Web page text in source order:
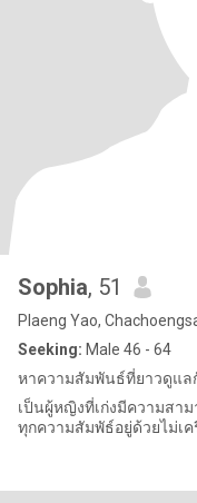
Sophia, 51
Plaeng Yao,
Seeking: Male 46 - 64
หาความสัมพันธ์ที่ยาวดูแ
เป็นผู้หญิงที่เก่งมีความสา
ทุกความสัมพัธ์อยู่ด้วยไม่เค